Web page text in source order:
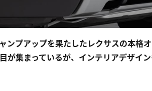
ンプアップを果たしたレクサスの本格
が集まっているが、インテリアデザイ